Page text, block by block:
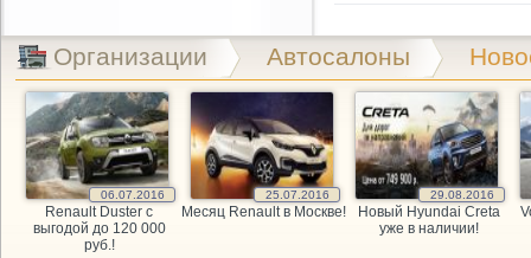
Организации Автосалоны
06.07.2016
Renault Duster с
выгодой до 120 000
руб.!
25.07.2016
Месяц Renault в Москве!
29.08.2016
Новый Hyundai Creta
уже в наличии!